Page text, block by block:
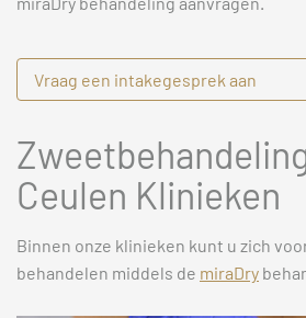
Vraag een intakegesprek aan
Ceulen Klinieken
Binnen onze klinieken kunt u zich
behandelen middels de miraDry